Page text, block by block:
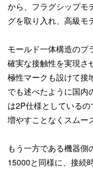
から、フラグシップモ
グを取り入れ、高級モ
モールド一体構造のプ
確実な接触性を実現さ
極性マークも設けて接
でも述べたように国内
は2P仕様としている
増やすことなくスムー
もう一方である機器
15000と同様に、接続